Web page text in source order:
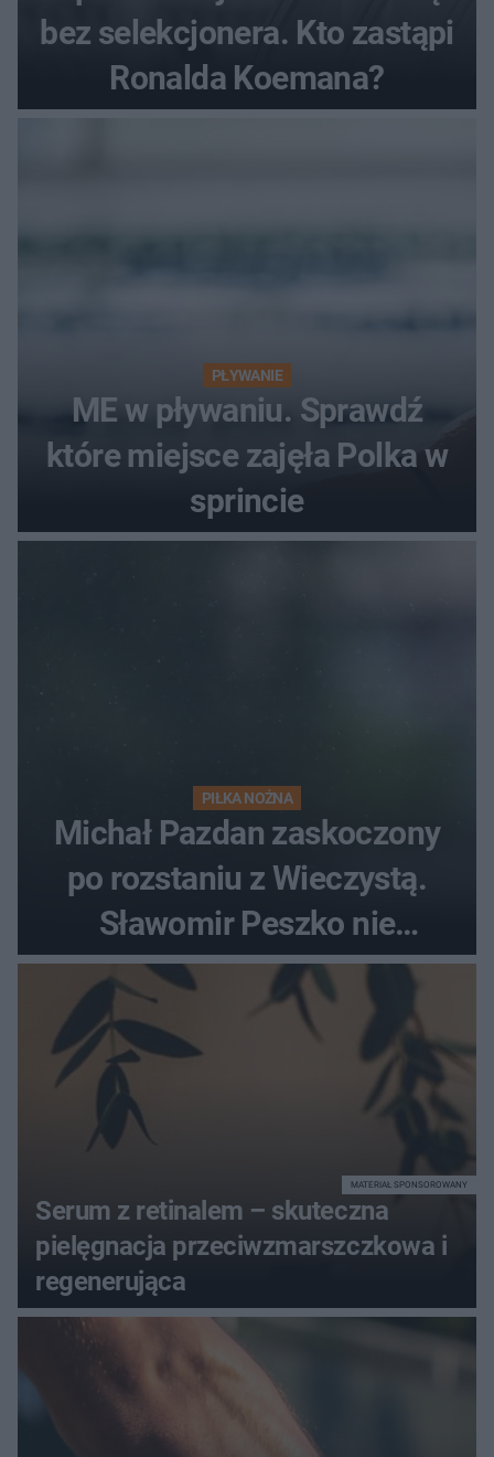
bez selekcjonera. Kto zastąpi
Ronalda Koemana?
PŁYWANIE
ME w pływaniu. Sprawdź
które miejsce zajęła Polka w
sprincie
PIŁKA NOŻNA
Michał Pazdan zaskoczony
po rozstaniu z Wieczystą.
Sławomir Peszko nie
dotrzymał słowa?
Serum z retinalem – skuteczna
pielęgnacja przeciwzmarszczkowa i
regenerująca
MATERIAŁ SPONSOROWANY